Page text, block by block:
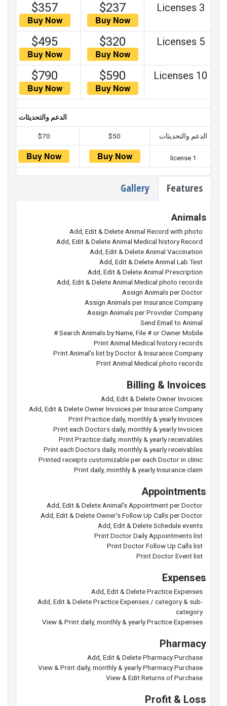
3 Licenses
$237
$357
5 Licenses
$320
$495
10 Licenses
$590
$790
الدعم والتحديثات
الدعم والتحديثات $50
$70
1 license
Features
Gallery
Animals
Add, Edit & Delete Animal Record with photo
Add, Edit & Delete Animal Medical history Record
Add, Edit & Delete Animal Vaccination
Add, Edit & Delete Animal Lab Test
Add, Edit & Delete Animal Prescription
Add, Edit & Delete Animal Medical photo records
Assign Animals per Doctor
Assign Animals per Insurance Company
Assign Animals per Provider Company
Send Email to Animal
Search Animals by Name, File # or Owner Mobile #
Print Animal Medical history records
Print Animal's list by Doctor & Insurance Company
Print Animal Medical photo records
Billing & Invoices
Add, Edit & Delete Owner Invoices
Add, Edit & Delete Owner Invoices per Insurance Company
Print Practice daily, monthly & yearly Invoices
Print each Doctors daily, monthly & yearly Invoices
Print Practice daily, monthly & yearly receivables
Print each Doctors daily, monthly & yearly receivables
Printed receipts customizable per each Doctor in clinic
Print daily, monthly & yearly Insurance claim
Appointments
Add, Edit & Delete Animal's Appointment per Doctor
Add, Edit & Delete Owner's Follow Up Calls per Doctor
Add, Edit & Delete Schedule events
Print Doctor Daily Appointments list
Print Doctor Follow Up Calls list
Print Doctor Event list
Expenses
Add, Edit & Delete Practice Expenses
Add, Edit & Delete Practice Expenses / category & sub-
category
View & Print daily, monthly & yearly Practice Expenses
Pharmacy
Add, Edit & Delete Pharmacy Purchase
View & Print daily, monthly & yearly Pharmacy Purchase
View & Edit Returns of Purchase
Profit & Loss